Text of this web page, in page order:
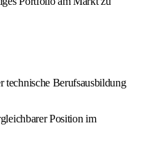
technische Berufsausbildung
Position im